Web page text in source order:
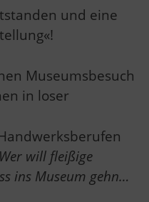
und eine
Museumsbesuch
in loser
Wer will fleißige
ins Museum gehn…